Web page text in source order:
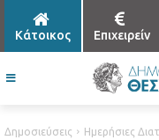
Κάτοικος Επιχειρείν
Δημοσιεύσεις Ημερήσιες